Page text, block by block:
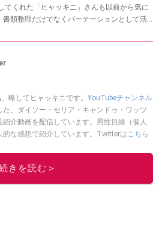
てくれた「ヒャッキニ」さんも以前から気に
類整理だけでなくパーテーションとして活
で、ぜひ参考にしてみてくださいね。
略してヒャッキニです。 YouTubeチャンネル
、ダイソー・セリア・キャンドゥ・ワッツ
介動画を配信しています。男性目線（個人
的な感想で紹介しています。Twitterは こちら
このイチオシストの他の記事を読む
きを読む＞